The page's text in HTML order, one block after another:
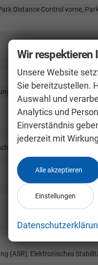
Distance Control vorne,
mit Funkfernbedienung,
anklappbar, Außenspiegel
Privacy Glass
(ASR), Elektronisches
Wir respektieren
Unsere Website
Sie bereitzustellen.
Auswahl und
Analytics und
Einverständnis
jederzeit mit
Alle akzeptieren
Einstellungen